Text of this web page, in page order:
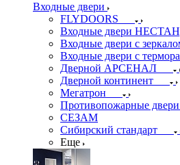
Входные двери
FLYDOORS
Входные двери
Входные двери с
Входные двери с
Дверной АРСЕНАЛ
Дверной континент
Мегатрон
Противопожарные
СЕЗАМ
Сибирский стандарт
Еще